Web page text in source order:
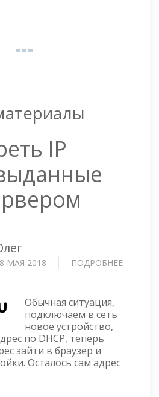
IP
МАЯ 2018 ПОДРОБНЕЕ
Обычная ситуация,
подключаем в сеть
новое устройство,
по DHCP, теперь
зайти в браузер и
Осталось сам адрес